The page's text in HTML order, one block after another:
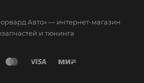
Авто» — интернет-магазин
и тюнинга